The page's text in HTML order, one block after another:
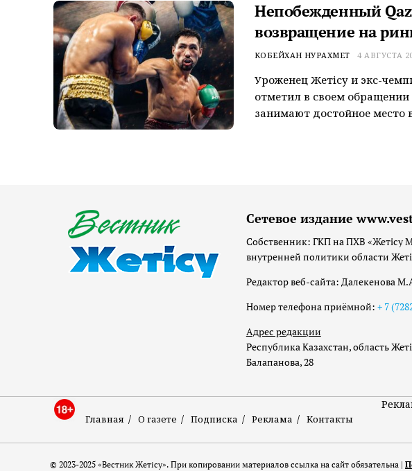
Непобежденный
возвращение на
КОБЕЙХАН НУРАХМЕТ 4 АВГУСТА
Уроженец Жетiсу и экс-
отметил в своем
занимают достойное место
Сетевое издание
Собственник: ГКП на ПХВ «Жетісу
внутренней политики области
Редактор веб-сайта: Далекенова
Номер телефона приёмной: + 7
Адрес редакции
Республика Казахстан, область
Балапанова, 28
Главная О газете Подписка Реклама Контакты
© 2023-2025 «Вестник Жетісу». При копировании материалов ссылка на сайт обязательна |